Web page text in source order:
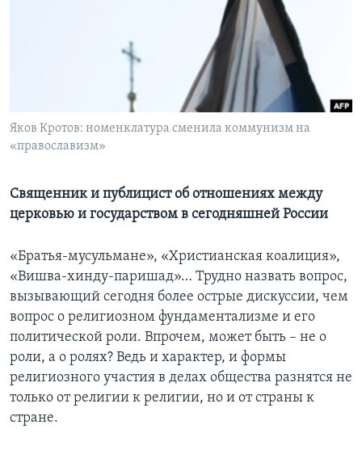
Языки
Яков Кротов: номенклатура сменила коммунизм на
«православизм»
Священник и публицист об отношениях между
церковью и государством в сегодняшней России
«Братья-мусульмане», «Христианская коалиция»,
«Вишва-хинду-паришад»… Трудно назвать вопрос,
вызывающий сегодня более острые дискуссии, чем
вопрос о религиозном фундаментализме и его
политической роли. Впрочем, может быть – не о
роли, а о ролях? Ведь и характер, и формы
религиозного участия в делах общества разнятся не
только от религии к религии, но и от страны к
стране.